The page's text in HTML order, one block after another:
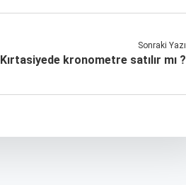
Sonraki Yazı
Kırtasiyede kronometre satılır mı ?